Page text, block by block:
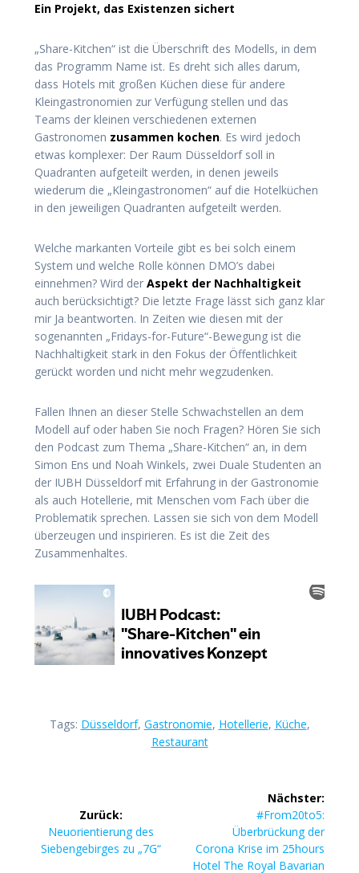
Ein Projekt, das Existenzen sichert
„Share-Kitchen“ ist die Überschrift des Modells, in dem
das Programm Name ist. Es dreht sich alles darum,
dass Hotels mit großen Küchen diese für andere
Kleingastronomien zur Verfügung stellen und das
Teams der kleinen verschiedenen externen
Gastronomen zusammen kochen. Es wird jedoch
etwas komplexer: Der Raum Düsseldorf soll in
Quadranten aufgeteilt werden, in denen jeweils
wiederum die „Kleingastronomen“ auf die Hotelküchen
in den jeweiligen Quadranten aufgeteilt werden.
Welche markanten Vorteile gibt es bei solch einem
System und welche Rolle können DMO’s dabei
einnehmen? Wird der Aspekt der Nachhaltigkeit
auch berücksichtigt? Die letzte Frage lässt sich ganz klar
mir Ja beantworten. In Zeiten wie diesen mit der
sogenannten „Fridays-for-Future“-Bewegung ist die
Nachhaltigkeit stark in den Fokus der Öffentlichkeit
gerückt worden und nicht mehr wegzudenken.
Fallen Ihnen an dieser Stelle Schwachstellen an dem
Modell auf oder haben Sie noch Fragen? Hören Sie sich
den Podcast zum Thema „Share-Kitchen“ an, in dem
Simon Ens und Noah Winkels, zwei Duale Studenten an
der IUBH Düsseldorf mit Erfahrung in der Gastronomie
als auch Hotellerie, mit Menschen vom Fach über die
Problematik sprechen. Lassen sie sich von dem Modell
überzeugen und inspirieren. Es ist die Zeit des
Zusammenhaltes.
Tags: Düsseldorf, Gastronomie, Hotellerie, Küche,
Restaurant
Zurück:
Vorheriger
Beitrag:
Neuorientierung des
Siebengebirges zu „7G“
Nächster:
Nächster
Beitrag:
#From20to5:
Überbrückung der
Corona Krise im 25hours
Hotel The Royal Bavarian